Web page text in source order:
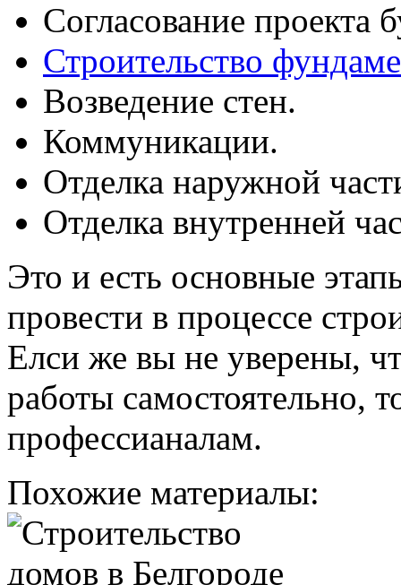
Согласование проекта
Строительство
Возведение стен.
Коммуникации.
Отделка наружной
Отделка внутренней
Это и есть основные
провести в процессе
Елси же вы не уверены,
работы самостоятельно,
профессианалам.
Похожие материалы: